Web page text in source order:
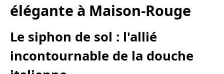
élégante à Maison-Rouge
Le siphon de sol : l'allié
incontournable de la douche